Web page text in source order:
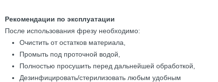
Рекомендации по эксплуатации
После использования фрезу необходимо:
Очистить от остатков материала,
Промыть под проточной водой,
Полностью просушить перед дальнейшей обработкой,
Дезинфицировать/стерилизовать любым удобным